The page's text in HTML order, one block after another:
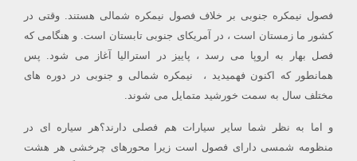
فصول نیمکره جنوبی بر خلاف فصول نیمکره شمالی هستند. وقتی در
کشور ما زمستان است ، در آمریکای جنوبی تابستان است. و هنگامی که
فصل بهار به اروپا می رسد ، پاییز در استرالیا آغاز می شود. پس
همانطور که اکنون فهمیدید ، نیمکره شمالی و جنوبی در دوره های
مختلف سال به سمت خورشید متمایل می شوند.
و اما به نظر شما سایر سیارات هم فصلی دارند؟هر سیاره ای در
منظومه شمسی دارای فصول است زیرا محورهای چرخشی هر هشت